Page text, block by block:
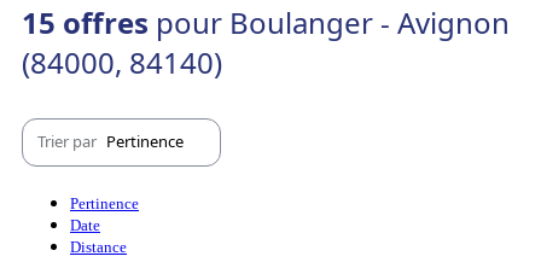
15 offres pour Boulanger - Avignon
(84000, 84140)
Trier par Pertinence
Pertinence
Date
Distance